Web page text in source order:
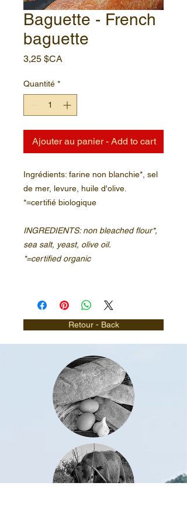
Baguette - French
baguette
3,25 $CA
Quantité *
Ajouter au panier - Add to cart
Ingrédients: farine non blanchie*, sel
de mer, levure, huile d'olive.
*=certifié biologique
INGREDIENTS: non bleached flour*,
sea salt, yeast, olive oil.
*=certified organic
Retour - Back